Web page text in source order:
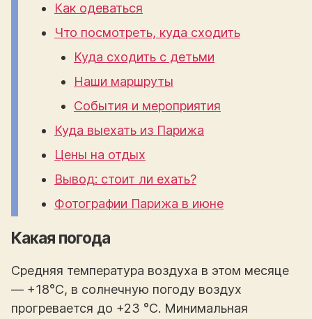
Как одеваться
Что посмотреть, куда сходить
Куда сходить с детьми
Наши маршруты
События и мероприятия
Куда выехать из Парижа
Цены на отдых
Вывод: стоит ли ехать?
Фотографии Парижа в июне
Какая погода
Средняя температура воздуха в этом месяце
— +18°С, в солнечную погоду воздух
прогревается до +23 °С. Минимальная